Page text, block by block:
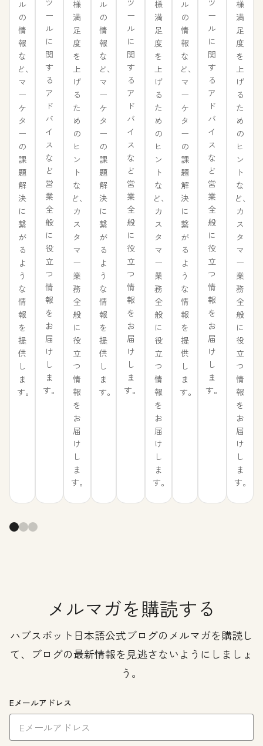
ル
の
情
報
な
ど、
マ
ー
ケ
タ
ー
の
課
題
解
決
に
繋
が
る
よ
う
な
情
報
を
提
供
し
ま
す。
ツ
ー
ル
に
関
す
る
ア
ド
バ
イ
ス
な
ど
営
業
全
般
に
役
立
つ
情
報
を
お
届
け
し
ま
す。
様
満
足
度
を
上
げ
る
た
め
の
ヒ
ン
ト
な
ど、
カ
ス
タ
マ
ー
業
務
全
般
に
役
立
つ
情
報
を
お
届
け
し
ま
す。
ル
の
情
報
な
ど、
マ
ー
ケ
タ
ー
の
課
題
解
決
に
繋
が
る
よ
う
な
情
報
を
提
供
し
ま
す。
ツ
ー
ル
に
関
す
る
ア
ド
バ
イ
ス
な
ど
営
業
全
般
に
役
立
つ
情
報
を
お
届
け
し
ま
す。
様
満
足
度
を
上
げ
る
た
め
の
ヒ
ン
ト
な
ど、
カ
ス
タ
マ
ー
業
務
全
般
に
役
立
つ
情
報
を
お
届
け
し
ま
す。
ル
の
情
報
な
ど、
マ
ー
ケ
タ
ー
の
課
題
解
決
に
繋
が
る
よ
う
な
情
報
を
提
供
し
ま
す。
ツ
ー
ル
に
関
す
る
ア
ド
バ
イ
ス
な
ど
営
業
全
般
に
役
立
つ
情
報
を
お
届
け
し
ま
す。
様
満
足
度
を
上
げ
る
た
め
の
ヒ
ン
ト
な
ど、
カ
ス
タ
マ
ー
業
務
全
般
に
役
立
つ
情
報
を
お
届
け
し
ま
す。
メルマガを購読する
ハブスポット日本語公式ブログのメルマガを購読し
て、ブログの最新情報を見逃さないようにしましょ
う。
Eメールアドレス